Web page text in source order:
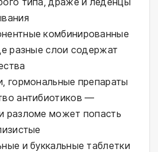
комбинированные
разные слои содержат
гормональные препараты
антибиотиков —
разломе может попасть
и буккальные таблетки